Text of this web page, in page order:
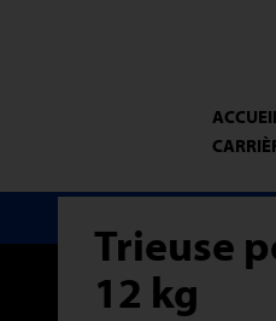
Trieuse
12 kg